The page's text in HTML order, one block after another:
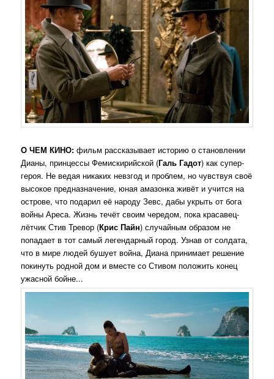
О ЧЕМ КИНО: фильм рассказывает историю о становлении
Дианы, принцессы Фемискирийской (Галь Гадот) как супер-
героя. Не ведая никаких невзгод и проблем, но чувствуя своё
высокое предназначение, юная амазонка живёт и учится на
острове, что подарил её народу Зевс, дабы укрыть от бога
войны Ареса. Жизнь течёт своим чередом, пока красавец-
лётчик Стив Тревор (Крис Пайн) случайным образом не
попадает в тот самый легендарный город. Узнав от солдата,
что в мире людей бушует война, Диана принимает решение
покинуть родной дом и вместе со Стивом положить конец
ужасной бойне...